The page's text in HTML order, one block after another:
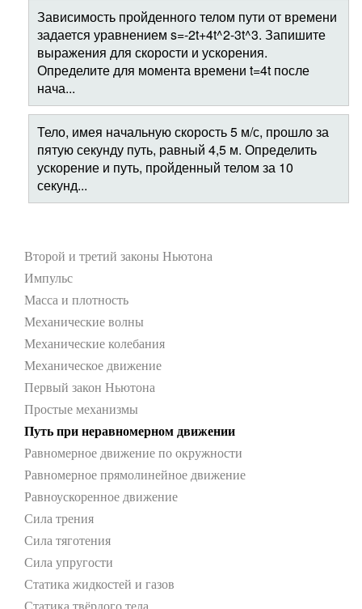
Зависимость пройденного телом пути от времени
задается уравнением s=-2t+4t^2-3t^3. Запишите
выражения для скорости и ускорения.
Определите для момента времени t=4t после
нача...
Тело, имея начальную скорость 5 м/с, прошло за
пятую секунду путь, равный 4,5 м. Определить
ускорение и путь, пройденный телом за 10
секунд...
Второй и третий законы Ньютона
Импульс
Масса и плотность
Механические волны
Механические колебания
Механическое движение
Первый закон Ньютона
Простые механизмы
Путь при неравномерном движении
Равномерное движение по окружности
Равномерное прямолинейное движение
Равноускоренное движение
Сила трения
Сила тяготения
Сила упругости
Статика жидкостей и газов
Статика твёрдого тела